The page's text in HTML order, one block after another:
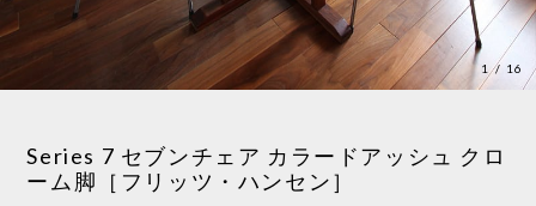
1 / 16
Series 7 セブンチェア カラードアッシュ クロ
ーム脚［フリッツ・ハンセン］